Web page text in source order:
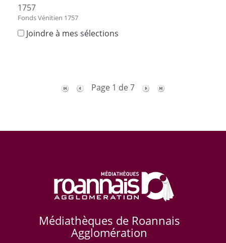
1757
Fonds Vénitien 1757
Joindre à mes sélections
Page 1 de 7
Médiathèques de Roannais
Agglomération